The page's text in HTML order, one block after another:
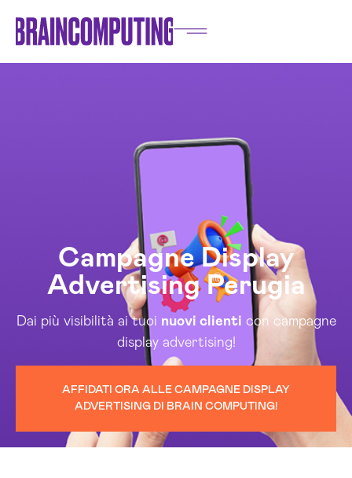
Campagne Display
Advertising Perugia
Dai più visibilità ai tuoi nuovi clienti con campagne
display advertising!
AFFIDATI ORA ALLE CAMPAGNE DISPLAY
ADVERTISING DI BRAIN COMPUTING!